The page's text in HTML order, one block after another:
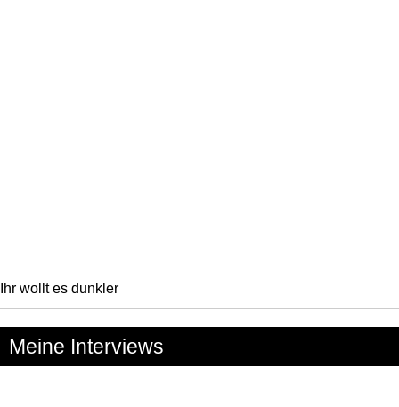
Ihr wollt es dunkler
Meine Interviews